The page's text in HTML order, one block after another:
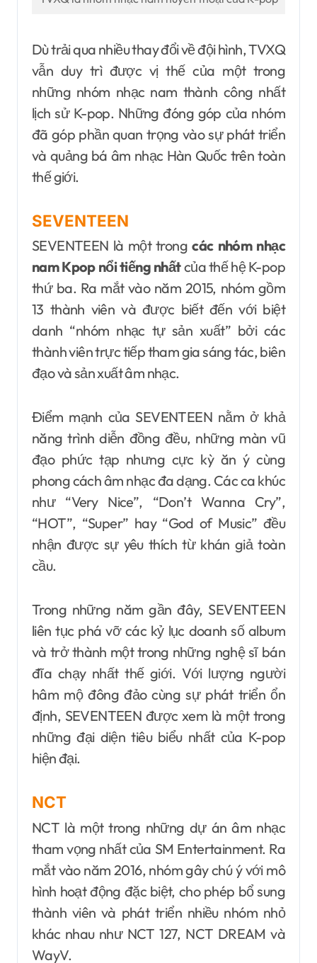
Dù trải qua nhiều thay đổi về đội hình, TVXQ
vẫn duy trì được vị thế của một trong
những nhóm nhạc nam thành công nhất
lịch sử K-pop. Những đóng góp của nhóm
đã góp phần quan trọng vào sự phát triển
và quảng bá âm nhạc Hàn Quốc trên toàn
thế giới.
SEVENTEEN
SEVENTEEN là một trongcác nhóm nhạc
nam Kpop nổi tiếng nhấtcủa thế hệ K-pop
thứ ba. Ra mắt vào năm 2015, nhóm gồm
13 thành viên và được biết đến với biệt
danh “nhóm nhạc tự sản xuất” bởi các
thành viên trực tiếp tham gia sáng tác, biên
đạo và sản xuất âm nhạc.
Điểm mạnh của SEVENTEEN nằm ở khả
năng trình diễn đồng đều, những màn vũ
đạo phức tạp nhưng cực kỳ ăn ý cùng
phong cách âm nhạc đa dạng. Các ca khúc
như “Very Nice”, “Don’t Wanna Cry”,
“HOT”, “Super” hay “God of Music” đều
nhận được sự yêu thích từ khán giả toàn
cầu.
Trong những năm gần đây, SEVENTEEN
liên tục phá vỡ các kỷ lục doanh số album
và trở thành một trong những nghệ sĩ bán
đĩa chạy nhất thế giới. Với lượng người
hâm mộ đông đảo cùng sự phát triển ổn
định, SEVENTEEN được xem là một trong
những đại diện tiêu biểu nhất của K-pop
hiện đại.
NCT
NCT là một trong những dự án âm nhạc
tham vọng nhất của SM Entertainment. Ra
mắt vào năm 2016, nhóm gây chú ý với mô
hình hoạt động đặc biệt, cho phép bổ sung
thành viên và phát triển nhiều nhóm nhỏ
khác nhau như NCT 127, NCT DREAM và
WayV.